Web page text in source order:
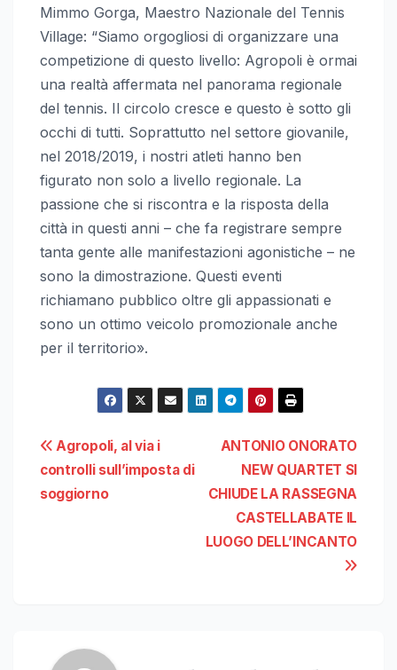
Mimmo Gorga, Maestro Nazionale del Tennis
Village: “Siamo orgogliosi di organizzare una
competizione di questo livello: Agropoli è ormai
una realtà affermata nel panorama regionale
del tennis. Il circolo cresce e questo è sotto gli
occhi di tutti. Soprattutto nel settore giovanile,
nel 2018/2019, i nostri atleti hanno ben
figurato non solo a livello regionale. La
passione che si riscontra e la risposta della
città in questi anni – che fa registrare sempre
tanta gente alle manifestazioni agonistiche – ne
sono la dimostrazione. Questi eventi
richiamano pubblico oltre gli appassionati e
sono un ottimo veicolo promozionale anche
per il territorio».
Navigazione
articoli
ANTONIO ONORATO
NEW QUARTET SI
CHIUDE LA RASSEGNA
CASTELLABATE IL
LUOGO DELL’INCANTO
Agropoli, al via i
controlli sull’imposta di
soggiorno